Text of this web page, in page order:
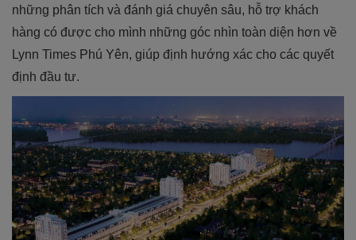
những phân tích và đánh giá chuyên sâu, hỗ trợ khách
hàng có được cho mình những góc nhìn toàn diện hơn về
Lynn Times Phú Yên, giúp định hướng xác cho các quyết
định đầu tư.